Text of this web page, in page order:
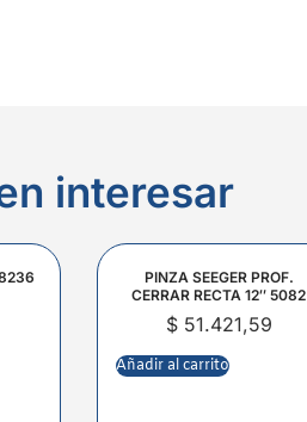
interesar
PINZA SEEGER PROF.
CERRAR RECTA 12″ 5082
$51.421,59
Añadir al carrito